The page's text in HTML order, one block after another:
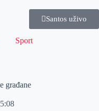
Santos uživo
Sport
građane